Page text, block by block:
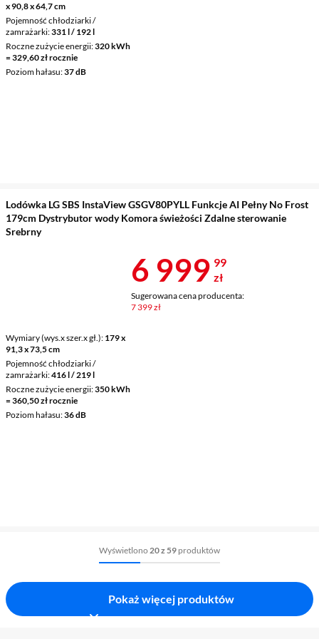
x 90,8 x 64,7 cm
Pojemność chłodziarki /
zamrażarki 331 l / 192 l
Roczne zużycie energii 320 kWh
= 329,60 zł rocznie
Poziom hałasu 37 dB
Lodówka LG SBS InstaView GSGV80PYLL Funkcje AI Pełny No Frost
179cm Dystrybutor wody Komora świeżości Zdalne sterowanie
Srebrny
Wymiary (wys.x szer.x gł.) 179 x
91,3 x 73,5 cm
Pojemność chłodziarki /
zamrażarki 416 l / 219 l
Roczne zużycie energii 350 kWh
= 360,50 zł rocznie
Poziom hałasu 36 dB
Cena 6
6 999 99
zł
Sugerowana cena producenta:
7 399 zł
Wyświetlono 20 z 59 produktów
Pokaż więcej produktów